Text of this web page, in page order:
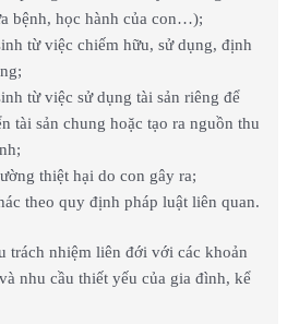
bệnh, học hành của con…);
từ việc chiếm hữu, sử dụng, định
từ việc sử dụng tài sản riêng để
tài sản chung hoặc tạo ra nguồn thu
thiệt hại do con gây ra;
theo quy định pháp luật liên quan.
trách nhiệm liên đới với các khoản
nhu cầu thiết yếu của gia đình, kể